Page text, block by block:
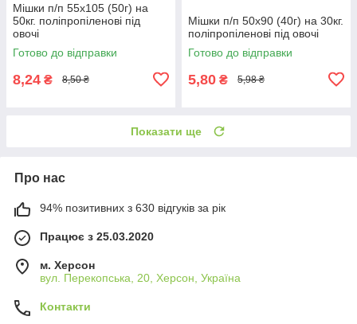
Мішки п/п 55x105 (50г) на
50кг. поліпропіленові під
овочі
Готово до відправки
8,24 ₴ 8,50 ₴
Мішки п/п 50x90 (40г) на 30кг.
поліпропіленові під овочі
Готово до відправки
5,80 ₴ 5,98 ₴
Показати ще
Про нас
94% позитивних з 630 відгуків за рік
Працює з 25.03.2020
м. Херсон
вул. Перекопська, 20, Херсон, Україна
Контакти